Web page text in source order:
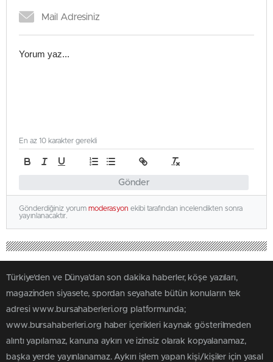
Gönder
En az 10 karakter gerekli
Gönderdiğiniz yorum moderasyon ekibi tarafından incelendikten sonra
yayınlanacaktır.
Türkiye'den ve Dünya’dan son dakika haberler, köşe yazıları,
magazinden siyasete, spordan seyahate bütün konuların tek
adresi www.bursahaberleri.org platformunda;
www.bursahaberleri.org haber içerikleri kaynak gösterilmeden
alıntı yapılamaz, kanuna aykırı ve izinsiz olarak kopyalanamaz,
başka yerde yayınlanamaz. Aykırı işlem yapan kişi/kişiler için yasal